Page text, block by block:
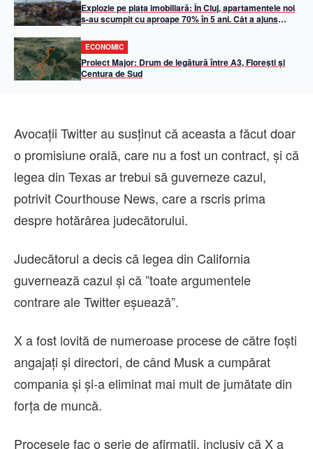
Explozie pe piața imobiliară: În Cluj, apartamentele noi
s-au scumpit cu aproape 70% în 5 ani. Cât a ajuns
ECONOMIC
Proiect Major: Drum de legătură între A3, Florești și
Centura de Sud
Avocaţii Twitter au susţinut că aceasta a făcut doar
o promisiune orală, care nu a fost un contract, şi că
legea din Texas ar trebui să guverneze cazul,
potrivit Courthouse News, care a rscris prima
despre hotărârea judecătorului.
Judecătorul a decis că legea din California
guvernează cazul şi că ”toate argumentele
contrare ale Twitter eşuează”.
X a fost lovită de numeroase procese de către foşti
angajaţi şi directori, de când Musk a cumpărat
compania şi şi-a eliminat mai mult de jumătate din
forţa de muncă.
Procesele fac o serie de afirmaţii, inclusiv că X a